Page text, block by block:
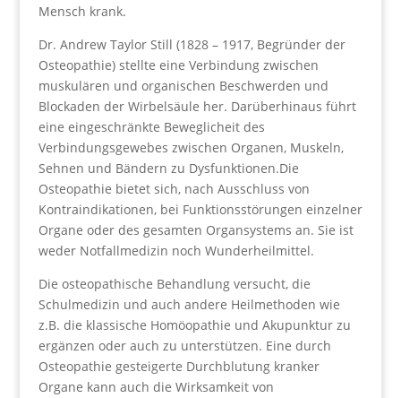
Mensch krank.
Dr. Andrew Taylor Still (1828 – 1917, Begründer der
Osteopathie) stellte eine Verbindung zwischen
muskulären und organischen Beschwerden und
Blockaden der Wirbelsäule her. Darüberhinaus führt
eine eingeschränkte Beweglicheit des
Verbindungsgewebes zwischen Organen, Muskeln,
Sehnen und Bändern zu Dysfunktionen.Die
Osteopathie bietet sich, nach Ausschluss von
Kontraindikationen, bei Funktionsstörungen einzelner
Organe oder des gesamten Organsystems an. Sie ist
weder Notfallmedizin noch Wunderheilmittel.
Die osteopathische Behandlung versucht, die
Schulmedizin und auch andere Heilmethoden wie
z.B. die klassische Homöopathie und Akupunktur zu
ergänzen oder auch zu unterstützen. Eine durch
Osteopathie gesteigerte Durchblutung kranker
Organe kann auch die Wirksamkeit von